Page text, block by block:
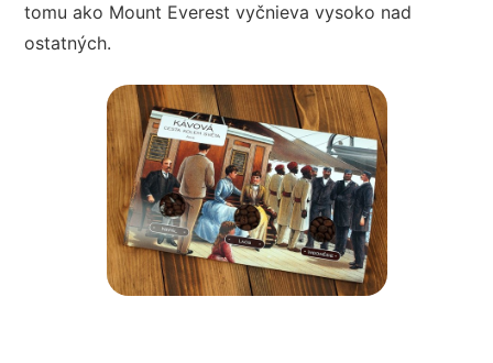
tomu ako Mount Everest vyčnieva vysoko nad
ostatných.